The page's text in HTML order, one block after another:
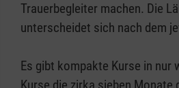
Trauerbegleiter machen. Die
unterscheidet sich nach dem
Es gibt kompakte Kurse in nur